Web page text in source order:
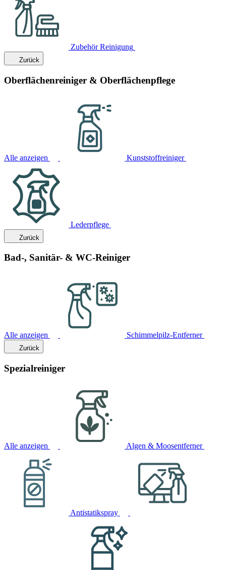
Zubehör Reinigung
Zurück
Oberflächenreiniger & Oberflächenpflege
Alle anzeigen Kunststoffreiniger
Lederpflege
Zurück
Bad-, Sanitär- & WC-Reiniger
Alle anzeigen Schimmelpilz-Entferner
Zurück
Spezialreiniger
Alle anzeigen Algen & Moosentferner
Antistatikspray